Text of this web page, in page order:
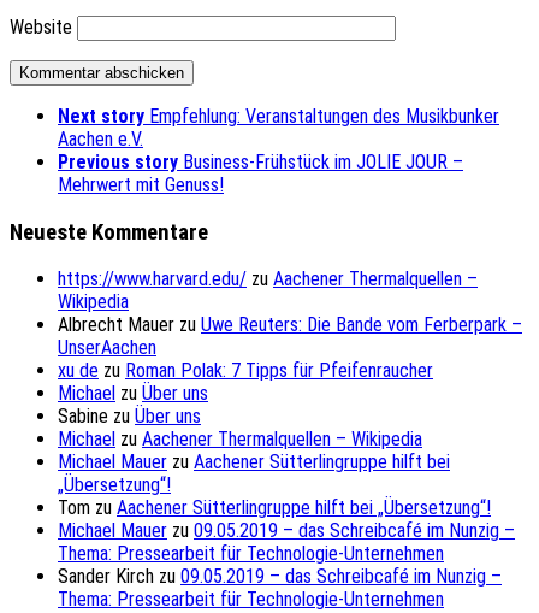
Website
Next story Empfehlung: Veranstaltungen des Musikbunker
Aachen e.V.
Previous story Business-Frühstück im JOLIE JOUR –
Mehrwert mit Genuss!
Neueste Kommentare
https://www.harvard.edu/ zu Aachener Thermalquellen –
Wikipedia
Albrecht Mauer zu Uwe Reuters: Die Bande vom Ferberpark –
UnserAachen
xu de zu Roman Polak: 7 Tipps für Pfeifenraucher
Michael zu Über uns
Sabine zu Über uns
Michael zu Aachener Thermalquellen – Wikipedia
Michael Mauer zu Aachener Sütterlingruppe hilft bei
„Übersetzung“!
Tom zu Aachener Sütterlingruppe hilft bei „Übersetzung“!
Michael Mauer zu 09.05.2019 – das Schreibcafé im Nunzig –
Thema: Pressearbeit für Technologie-Unternehmen
Sander Kirch zu 09.05.2019 – das Schreibcafé im Nunzig –
Thema: Pressearbeit für Technologie-Unternehmen